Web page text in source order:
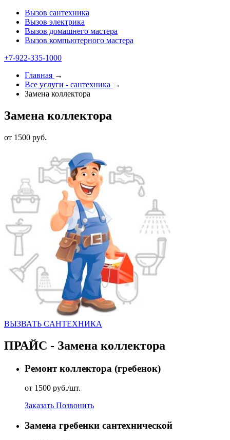
Вызов сантехника
Вызов электрика
Вызов домашнего мастера
Вызов компьютерного мастера
+7-922-335-1000
Главная →
Все услуги - cантехника →
Замена коллектора
Замена коллектора
от 1500 руб.
ВЫЗВАТЬ CАНТЕХНИКА
ПРАЙС - Замена коллектора
Ремонт коллектора (гребенок)
от 1500 руб./шт.
Заказать Позвонить
Замена гребенки сантехнической